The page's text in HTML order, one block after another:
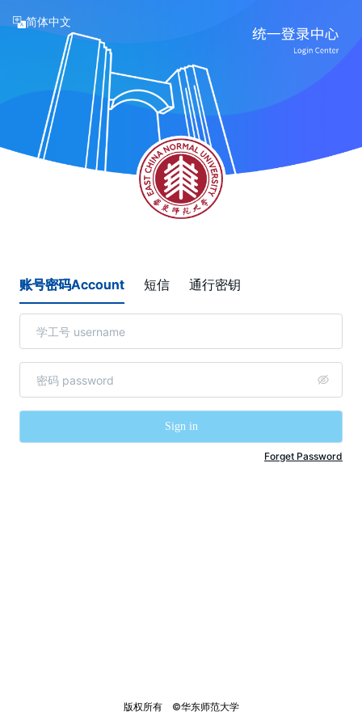
简体中文
账号密码Account 短信 通行密钥
Sign in
Forget Password
版权所有    ©华东师范大学